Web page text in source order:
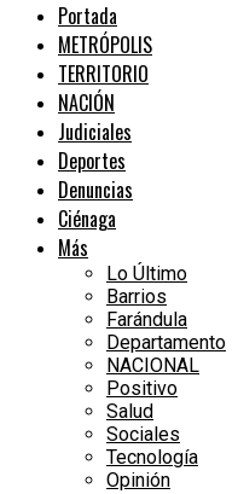
Portada
METRÓPOLIS
TERRITORIO
NACIÓN
Judiciales
Deportes
Denuncias
Ciénaga
Más
Lo Último
Barrios
Farándula
Departamento
NACIONAL
Positivo
Salud
Sociales
Tecnología
Opinión